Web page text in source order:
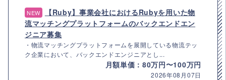
NEW
【Ruby】事業会社におけるRubyを用いた物
流マッチングプラットフォームのバックエンドエン
ジニア募集
・物流マッチングプラットフォームを展開している物流テッ
ク企業において、バックエンドエンジニアとし...
月額単価：80万円〜100万円
2026年08月07日